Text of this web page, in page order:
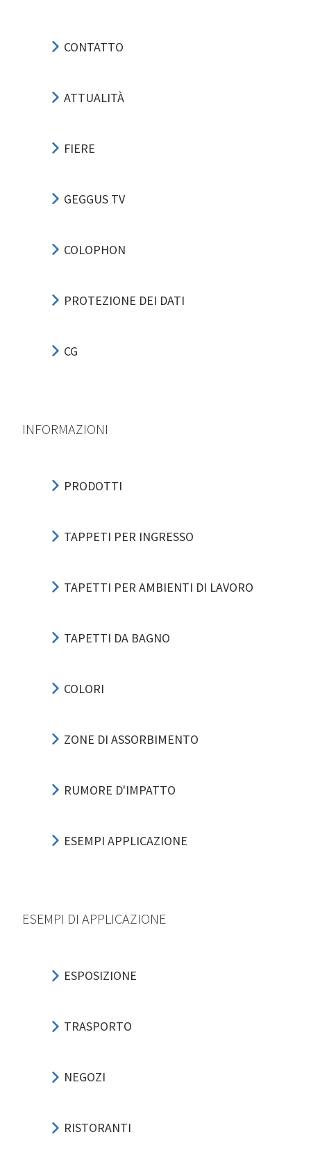
CONTATTO
ATTUALITÀ
FIERE
GEGGUS TV
COLOPHON
PROTEZIONE DEI DATI
CG
INFORMAZIONI
PRODOTTI
TAPPETI PER INGRESSO
TAPETTI PER AMBIENTI DI LAVORO
TAPETTI DA BAGNO
COLORI
ZONE DI ASSORBIMENTO
RUMORE D'IMPATTO
ESEMPI APPLICAZIONE
ESEMPI DI APPLICAZIONE
ESPOSIZIONE
TRASPORTO
NEGOZI
RISTORANTI